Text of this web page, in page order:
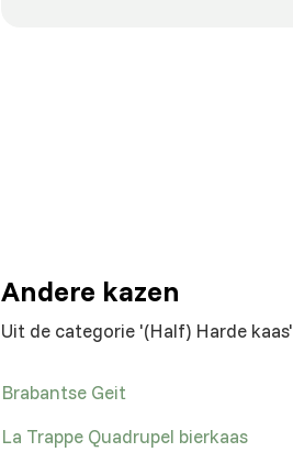
Andere kazen
Uit de categorie '(Half) Harde kaas'
Brabantse Geit
La Trappe Quadrupel bierkaas